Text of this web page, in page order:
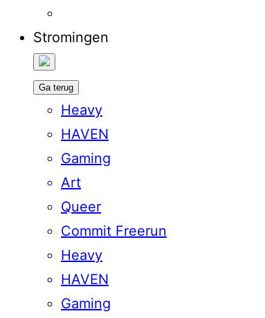
Stromingen
Ga terug
Heavy
HAVEN
Gaming
Art
Queer
Commit Freerun
Heavy
HAVEN
Gaming